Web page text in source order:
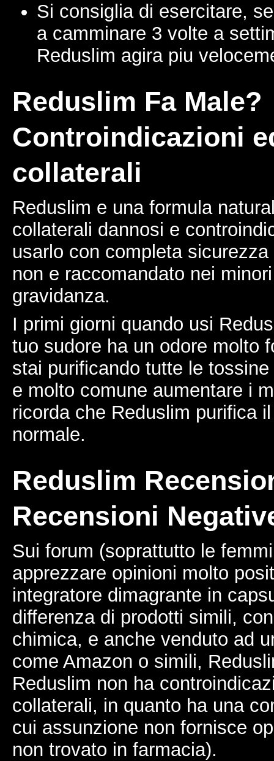
Si consiglia di esercitare,
a camminare 3 volte a
Reduslim agira piu
Reduslim Fa Male?
Controindicazioni
collaterali
Reduslim e una formula
collaterali dannosi e
usarlo con completa
non e raccomandato nei
gravidanza.
I primi giorni quando usi
tuo sudore ha un odore molto
stai purificando tutte le
e molto comune aumentare i
ricorda che Reduslim purifica
normale.
Reduslim
Recensioni
Sui forum (soprattutto le
apprezzare opinioni molto
integratore dimagrante in
differenza di prodotti simili,
chimica, e anche venduto ad
come Amazon o simili,
Reduslim non ha
collaterali, in quanto ha una
cui assunzione non fornisce
non trovato in farmacia).